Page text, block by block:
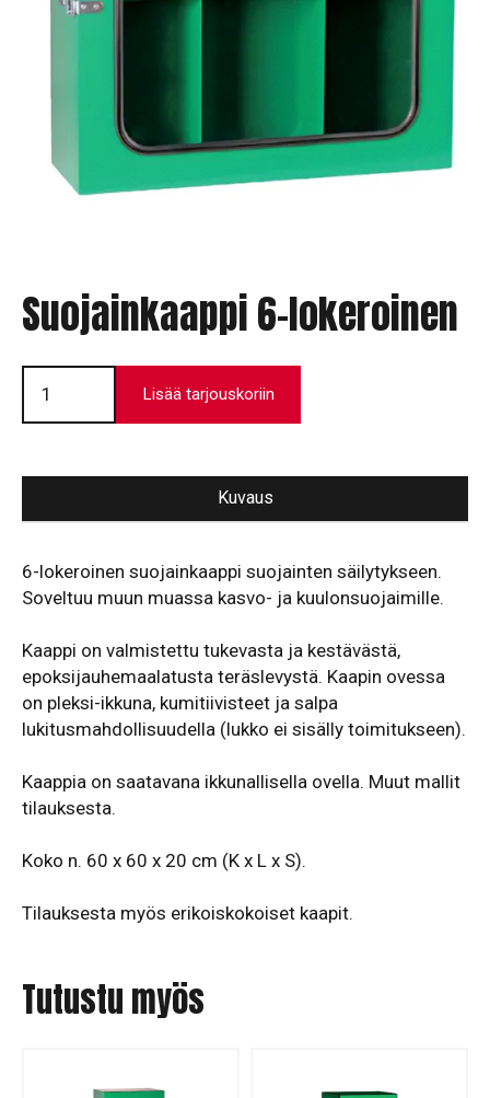
Suojainkaappi 6-lokeroinen
Suojainkaappi
lokeroinen
määrä
Lisää tarjouskoriin
Kuvaus
6-lokeroinen suojainkaappi suojainten säilytykseen.
Soveltuu muun muassa kasvo- ja kuulonsuojaimille.
Kaappi on valmistettu tukevasta ja kestävästä,
epoksijauhemaalatusta teräslevystä. Kaapin ovessa
on pleksi-ikkuna, kumitiivisteet ja salpa
lukitusmahdollisuudella (lukko ei sisälly toimitukseen).
Kaappia on saatavana ikkunallisella ovella. Muut mallit
tilauksesta.
Koko n. 60 x 60 x 20 cm (K x L x S).
Tilauksesta myös erikoiskokoiset kaapit.
Tutustu myös